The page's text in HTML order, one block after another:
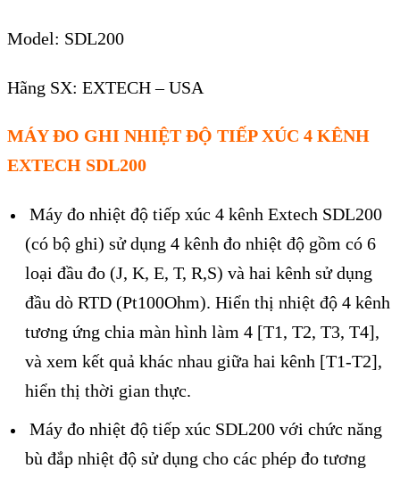
Model: SDL200
Hãng SX: EXTECH – USA
MÁY ĐO GHI NHIỆT ĐỘ TIẾP XÚC 4 KÊNH
EXTECH SDL200
Máy đo nhiệt độ tiếp xúc 4 kênh Extech SDL200
(có bộ ghi) sử dụng 4 kênh đo nhiệt độ gồm có 6
loại đầu đo (J, K, E, T, R,S) và hai kênh sử dụng
đầu dò RTD (Pt100Ohm). Hiển thị nhiệt độ 4 kênh
tương ứng chia màn hình làm 4 [T1, T2, T3, T4],
và xem kết quả khác nhau giữa hai kênh [T1-T2],
hiển thị thời gian thực.
Máy đo nhiệt độ tiếp xúc SDL200 với chức năng
bù đắp nhiệt độ sử dụng cho các phép đo tương